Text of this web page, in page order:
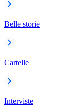
Belle storie
Cartelle
Interviste